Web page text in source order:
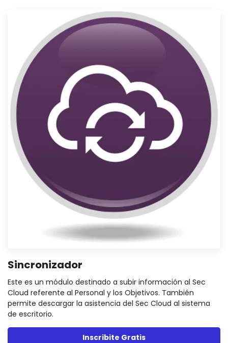
Sincronizador
Este es un módulo destinado a subir información al Sec
Cloud referente al Personal y los Objetivos. También
permite descargar la asistencia del Sec Cloud al sistema
de escritorio.
Inscribite Gratis